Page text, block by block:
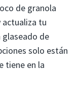
de granola
actualiza tu
de
solo están
tiene en la